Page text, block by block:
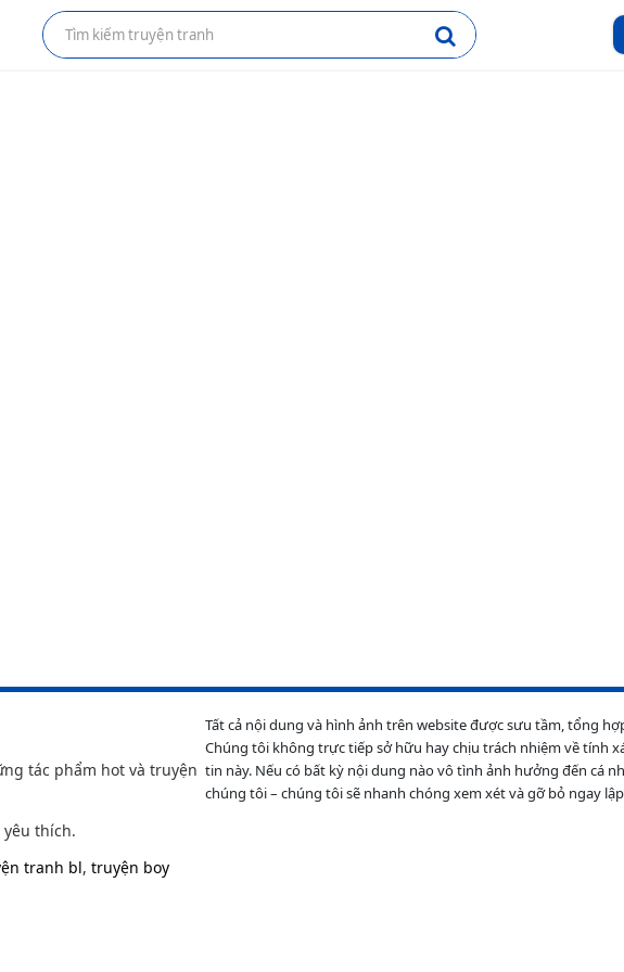
tác phẩm hot và truyện
thích.
tranh bl, truyện boy
Tất cả nội dung và hình ảnh trên website được sưu tầm, tổng
Chúng tôi không trực tiếp sở hữu hay chịu trách nhiệm về tính
tin này. Nếu có bất kỳ nội dung nào vô tình ảnh hưởng đến cá
chúng tôi – chúng tôi sẽ nhanh chóng xem xét và gỡ bỏ ngay